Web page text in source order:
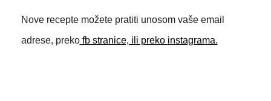
Nove recepte možete pratiti unosom vaše email
adrese, prekofb stranice, ili preko instagrama.